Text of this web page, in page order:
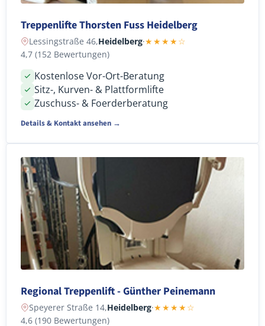
Treppenlifte Thorsten Fuss Heidelberg
Lessingstraße 46,Heidelberg·★★★★☆
4,7 (152 Bewertungen)
Kostenlose Vor-Ort-Beratung
Sitz-, Kurven- & Plattformlifte
Zuschuss- & Foerderberatung
Details & Kontakt ansehen →
Regional Treppenlift - Günther Peinemann
Speyerer Straße 14,Heidelberg·★★★★☆
4,6 (190 Bewertungen)